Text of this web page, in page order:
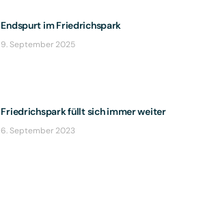
Endspurt im Friedrichspark
9. September 2025
Friedrichspark füllt sich immer weiter
6. September 2023